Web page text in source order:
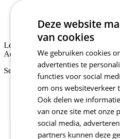
Lente/herfst
Aero fit
Lente/herfst
Aero fit
Selecteer maat:
Deze website
van cookies
We gebruiken cookies
advertenties te
functies voor social
om ons websiteverkeer
Ook delen we
van onze site met onze
social media,
partners kunnen deze